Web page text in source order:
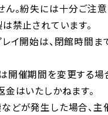
。紛失には十分ご注意
禁止されています。
イ開始は、閉館時間
催期間を変更する場
はいたしかねます。
どが発生した場合、